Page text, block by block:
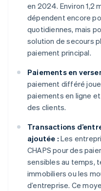
en 2024. Environ 1,2
dépendent encore
quotidiennes, mais
solution de secours
paiement principal.
Paiements en
paiement différé
paiements en ligne
des clients.
Transactions
ajoutée : Les
CHAPS pour des
sensibles au temps,
immobiliers ou les
d’entreprise. Ce